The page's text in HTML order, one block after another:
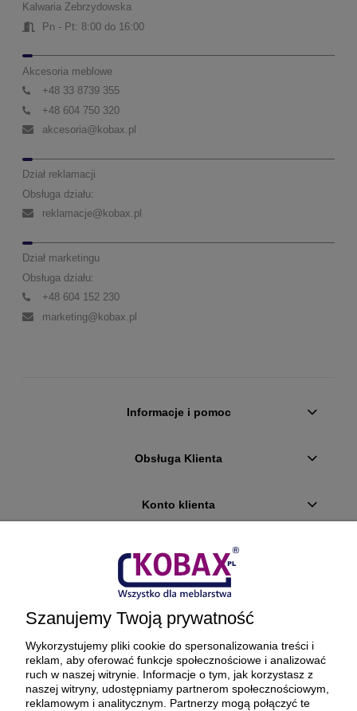
Kalwaria Zebrzydowska
Pn - Pt: 8:00 do 16:00
Akcesoria meblowe
+48 33 8739 355
+48 604 750 320
akcesoria@kobax.pl
Dział reklamacji
Obsługa działu:
reklamacje@kobax.pl
Dział marketingu
Obsługa działu:
+48 604 152 230
marketing@kobax.pl
Informacje i pomoc
Obsługa Klienta
Konto klienta
Płatności i dostawa
Ciekawostki
O firmie
BEZPIECZNE PŁATNOŚCI ORAZ DOSTAWA
Szanujemy Twoją prywatność
Wykorzystujemy pliki cookie do spersonalizowania treści i
reklam, aby oferować funkcje społecznościowe i analizować
ruch w naszej witrynie. Informacje o tym, jak korzystasz z
naszej witryny, udostępniamy partnerom społecznościowym,
reklamowym i analitycznym. Partnerzy mogą połączyć te